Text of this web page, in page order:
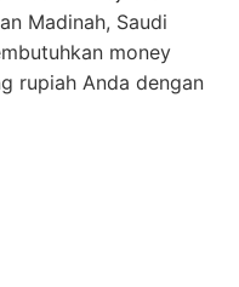
Madinah, Saudi
money
rupiah Anda dengan